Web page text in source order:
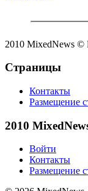
2010 MixedNews
Страницы
Контакты
Размещение
2010
Войти
Контакты
Размещение